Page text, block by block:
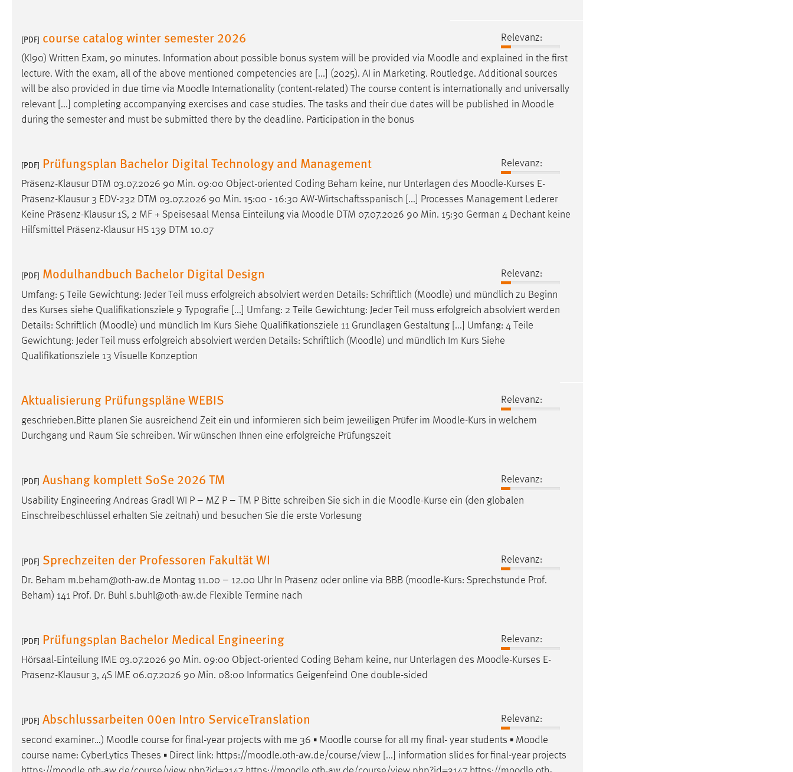
[PDF] course catalog winter semester 2026
Relevanz:
(Kl90) Written Exam, 90 minutes. Information about possible bonus system will be provided via Moodle and explained in the first
lecture. With the exam, all of the above mentioned competencies are [...] (2025). AI in Marketing. Routledge. Additional sources
will be also provided in due time via Moodle Internationality (content-related) The course content is internationally and universally
relevant [...] completing accompanying exercises and case studies. The tasks and their due dates will be published in Moodle
during the semester and must be submitted there by the deadline. Participation in the bonus
[PDF] Prüfungsplan Bachelor Digital Technology and Management
Relevanz:
Präsenz-Klausur DTM 03.07.2026 90 Min. 09:00 Object-oriented Coding Beham keine, nur Unterlagen des Moodle-Kurses E-
Präsenz-Klausur 3 EDV-232 DTM 03.07.2026 90 Min. 15:00 - 16:30 AW-Wirtschaftsspanisch [...] Processes Management Lederer
Keine Präsenz-Klausur 1S, 2 MF + Speisesaal Mensa Einteilung via Moodle DTM 07.07.2026 90 Min. 15:30 German 4 Dechant keine
Hilfsmittel Präsenz-Klausur HS 139 DTM 10.07
[PDF] Modulhandbuch Bachelor Digital Design
Relevanz:
Umfang: 5 Teile Gewichtung: Jeder Teil muss erfolgreich absolviert werden Details: Schriftlich (Moodle) und mündlich zu Beginn
des Kurses siehe Qualifikationsziele 9 Typografie [...] Umfang: 2 Teile Gewichtung: Jeder Teil muss erfolgreich absolviert werden
Details: Schriftlich (Moodle) und mündlich Im Kurs Siehe Qualifikationsziele 11 Grundlagen Gestaltung [...] Umfang: 4 Teile
Gewichtung: Jeder Teil muss erfolgreich absolviert werden Details: Schriftlich (Moodle) und mündlich Im Kurs Siehe
Qualifikationsziele 13 Visuelle Konzeption
Aktualisierung Prüfungspläne WEBIS
Relevanz:
geschrieben.Bitte planen Sie ausreichend Zeit ein und informieren sich beim jeweiligen Prüfer im Moodle-Kurs in welchem
Durchgang und Raum Sie schreiben. Wir wünschen Ihnen eine erfolgreiche Prüfungszeit
[PDF] Aushang komplett SoSe 2026 TM
Relevanz:
Usability Engineering Andreas Gradl WI P – MZ P – TM P Bitte schreiben Sie sich in die Moodle-Kurse ein (den globalen
Einschreibeschlüssel erhalten Sie zeitnah) und besuchen Sie die erste Vorlesung
[PDF] Sprechzeiten der Professoren Fakultät WI
Relevanz:
Dr. Beham m.beham@oth-aw.de Montag 11.00 – 12.00 Uhr In Präsenz oder online via BBB (moodle-Kurs: Sprechstunde Prof.
Beham) 141 Prof. Dr. Buhl s.buhl@oth-aw.de Flexible Termine nach
[PDF] Prüfungsplan Bachelor Medical Engineering
Relevanz:
Hörsaal-Einteilung IME 03.07.2026 90 Min. 09:00 Object-oriented Coding Beham keine, nur Unterlagen des Moodle-Kurses E-
Präsenz-Klausur 3, 4S IME 06.07.2026 90 Min. 08:00 Informatics Geigenfeind One double-sided
[PDF] Abschlussarbeiten 00en Intro ServiceTranslation
Relevanz:
second examiner…) Moodle course for final-year projects with me 36 ▪ Moodle course for all my final- year students ▪ Moodle
course name: CyberLytics Theses ▪ Direct link: https://moodle.oth-aw.de/course/view [...] information slides for final-year projects
Cookie Laufzeit: 3 Monate
Facebook Pixel
Name: _fbp
Anbieter: Facebook
Cookie Laufzeit: 3 Monate
EXTERNE MEDIEN
Um Inhalte von Videoplattformen und Social Media
Vimeo